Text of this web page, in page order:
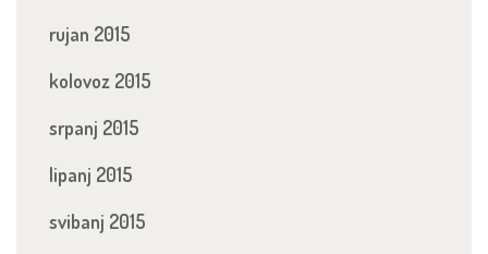
rujan 2015
kolovoz 2015
srpanj 2015
lipanj 2015
svibanj 2015